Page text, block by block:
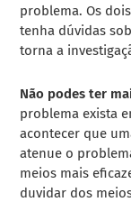
problema. Os
tenha dúvidas
torna a
Não podes ter
problema exista
acontecer que
atenue o
meios mais
duvidar dos